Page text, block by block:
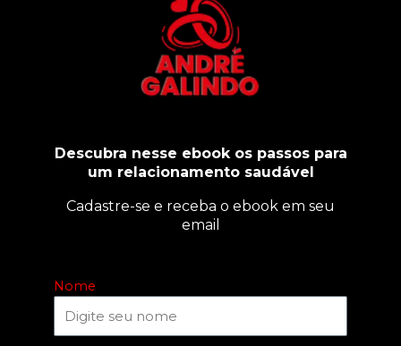
Descubra nesse ebook os passos para
um relacionamento saudável
Cadastre-se e receba o ebook em seu
email
Nome